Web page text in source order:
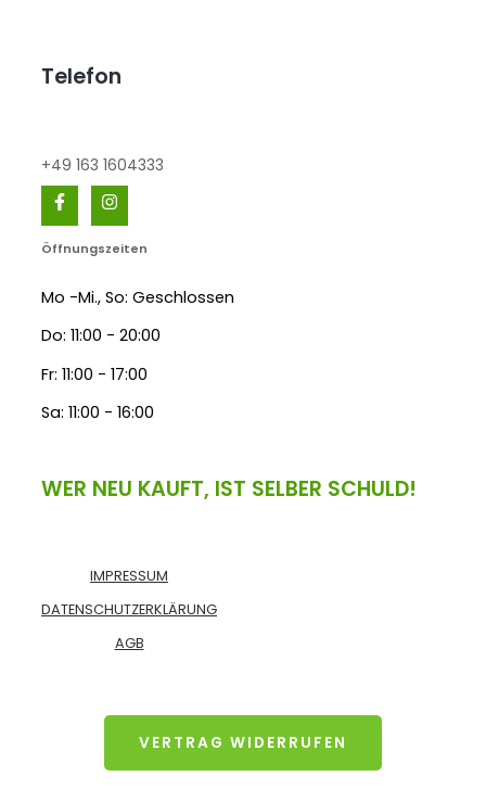
Telefon
+49 163 1604333
Öffnungszeiten
Mo -Mi., So: Geschlossen
Do: 11:00 - 20:00
Fr: 11:00 - 17:00
Sa: 11:00 - 16:00
WER NEU KAUFT, IST SELBER SCHULD!
IMPRESSUM
DATENSCHUTZERKLÄRUNG
AGB
VERTRAG WIDERRUFEN